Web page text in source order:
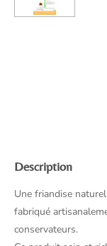
Description
Une friandise
fabriqué
conservateurs.